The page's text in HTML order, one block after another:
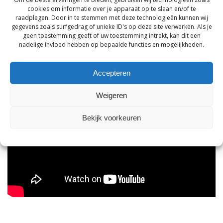
cookies om informatie over je apparaat op te slaan en/of te
raadplegen. Door in te stemmen met deze technologieën kunnen wij
gegevens zoals surfgedrag of unieke ID's op deze site verwerken. Als je
geen toestemming geeft of uw toestemming intrekt, kan dit een
nadelige invloed hebben op bepaalde functies en mogelijkheden.
Accepteren
Weigeren
Bekijk voorkeuren
In maart 2026 is er een video gemaakt over de werking
van het OndernemersFonds Gouda. Deze video kunt u
hierbekijken: